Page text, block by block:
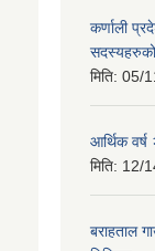
कर्णाली
सदस्यहरुको
मिति: 05/
आर्थिक
मिति: 12/
बराहताल